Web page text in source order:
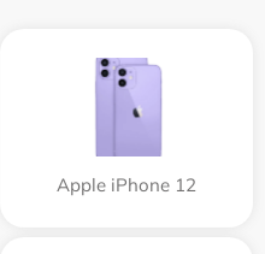
Apple iPhone 12